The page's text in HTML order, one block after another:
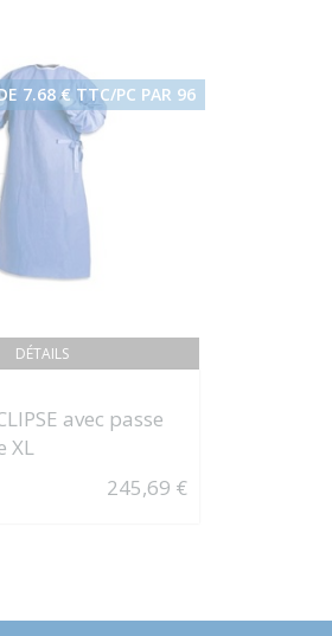
DÉTAILS
7.68 € TTC/PC PAR 96
avec passe
XL
245,69 €